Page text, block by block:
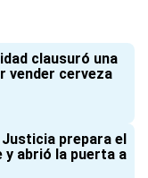
clausuró una
vender cerveza
Justicia prepara el
y abrió la puerta a